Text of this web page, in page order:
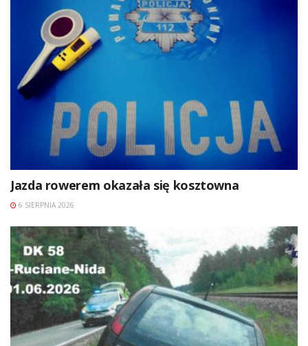
Jazda rowerem okazała się kosztowna
6 SIERPNIA 2026